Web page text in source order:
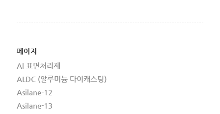
페이지
Al 표면처리제
ALDC (알루미늄 다이캐스팅)
Asilane-12
Asilane-13